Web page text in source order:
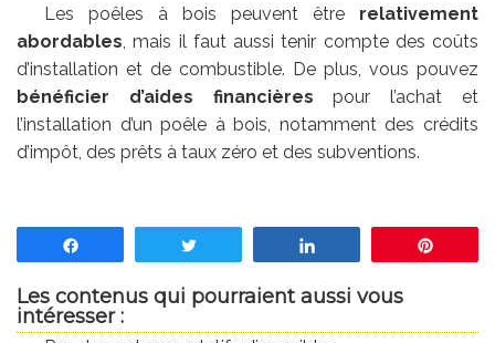
Les poêles à bois peuvent être relativement
abordables, mais il faut aussi tenir compte des coûts
d’installation et de combustible. De plus, vous pouvez
bénéficier d’aides financières pour l’achat et
l’installation d’un poêle à bois, notamment des crédits
d’impôt, des prêts à taux zéro et des subventions.
Les contenus qui pourraient aussi vous
intéresser :